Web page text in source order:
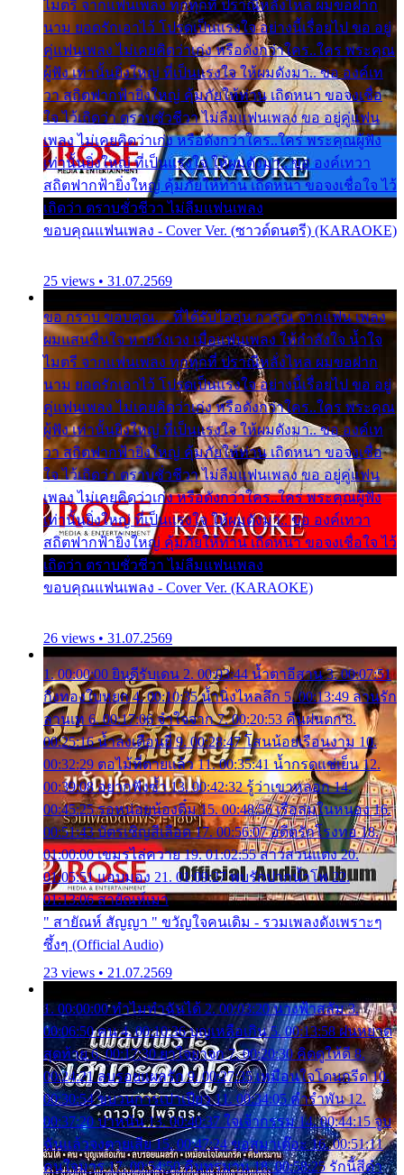
ไมตรี จากแฟนเพลง ทุกทุกที่ ปราณีหลั่งไหล ผมขอฝาก
นาม ยอดรักเอาไว้ โปรดเป็นแรงใจ อย่างนี้เรื่อยไป ขอ อยู่
คู่แฟนเพลง ไม่เคยคิดว่าเก่ง หรือดังกว่าใคร..ใคร พระคุณ
ผู้ฟัง เท่านั้นยิ่งใหญ่ ที่เป็นแรงใจ ให้ผมดังมา.. ขอ องค์เท
วา สถิตฟากฟ้ายิ่งใหญ่ คุ้มภัยให้ท่าน เถิดหนา ขอจงเชื่อ
ใจ ไว้เถิดว่า ตราบชั่วชีวา ไม่ลืมแฟนเพลง ขอ อยู่คู่แฟน
เพลง ไม่เคยคิดว่าเก่ง หรือดังกว่าใคร..ใคร พระคุณผู้ฟัง
เท่านั้นยิ่งใหญ่ ที่เป็นแรงใจ ให้ผมดังมา.. ขอ องค์เทวา
สถิตฟากฟ้ายิ่งใหญ่ คุ้มภัยให้ท่าน เถิดหนา ขอจงเชื่อใจ ไว้
เถิดว่า ตราบชั่วชีวา ไม่ลืมแฟนเพลง
ขอบคุณแฟนเพลง - Cover Ver. (ซาวด์ดนตรี) (KARAOKE)
25 views • 31.07.2569
ขอ กราบ ขอบคุณ.... ที่ได้รับไออุ่น การุณ จากแฟน เพลง
ผมแสนชื่นใจ หายวังเวง เมื่อแฟนเพลง ให้กำลังใจ น้ำใจ
ไมตรี จากแฟนเพลง ทุกทุกที่ ปราณีหลั่งไหล ผมขอฝาก
นาม ยอดรักเอาไว้ โปรดเป็นแรงใจ อย่างนี้เรื่อยไป ขอ อยู่
คู่แฟนเพลง ไม่เคยคิดว่าเก่ง หรือดังกว่าใคร..ใคร พระคุณ
ผู้ฟัง เท่านั้นยิ่งใหญ่ ที่เป็นแรงใจ ให้ผมดังมา.. ขอ องค์เท
วา สถิตฟากฟ้ายิ่งใหญ่ คุ้มภัยให้ท่าน เถิดหนา ขอจงเชื่อ
ใจ ไว้เถิดว่า ตราบชั่วชีวา ไม่ลืมแฟนเพลง ขอ อยู่คู่แฟน
เพลง ไม่เคยคิดว่าเก่ง หรือดังกว่าใคร..ใคร พระคุณผู้ฟัง
เท่านั้นยิ่งใหญ่ ที่เป็นแรงใจ ให้ผมดังมา.. ขอ องค์เทวา
สถิตฟากฟ้ายิ่งใหญ่ คุ้มภัยให้ท่าน เถิดหนา ขอจงเชื่อใจ ไว้
เถิดว่า ตราบชั่วชีวา ไม่ลืมแฟนเพลง
ขอบคุณแฟนเพลง - Cover Ver. (KARAOKE)
26 views • 31.07.2569
1. 00:00:00 ยินดีรับเดน 2. 00:03:44 น้ำตาอีสาน 3. 00:07:51
กิ่งทองใบหยก 4. 00:10:35 น้ำนิ่งไหลลึก 5. 00:13:49 ลานรัก
ลานเท 6. 00:17:06 จำใจจาก 7. 00:20:53 คืนฝนตก 8.
00:25:16 น้ำลงเดือนยี่ 9. 00:28:47 โสนน้อยเรือนงาม 10.
00:32:29 ตอไม้ที่ตายแล้ว 11. 00:35:41 น้ำกรดแช่เย็น 12.
00:39:08 อยากฟังซ้ำ 13. 00:42:32 รู้ว่าเขาหลอก 14.
00:45:25 รอหน่อยน้องติ๋ม 15. 00:48:56 เรือล่มในหนอง 16.
00:51:43 บัตรเชิญสีเลือด 17. 00:56:07 อดีตรักโรงทอ 18.
01:00:00 เขมรไล่ควาย 19. 01:02:55 สาวสวนแตง 20.
01:05:51 แอบมอง 21. 01:09:27 พบรักปากน้ำโพ 22.
01:13:06 สายัณห์เมา
" สายัณห์ สัญญา " ขวัญใจคนเดิม - รวมเพลงดังเพราะๆ
ซึ้งๆ (Official Audio)
23 views • 21.07.2569
1. 00:00:00 ทำไมทำฉันได้ 2. 00:03:20 นางฟ้าสลัม 3.
00:06:50 คน 4. 00:10:36 บุญเหลือเกิน 5. 00:13:58 ฝนหยาด
สุดท้าย 6. 00:17:30 ยาใจยาจก 7. 00:20:30 คิดดูให้ดี 8.
00:24:21 ลบรอยแผลรัก 9. 00:27:35 เหมือนใจโดนกรีด 10.
00:30:54 ขบวนการเปาเปียว 11. 00:34:05 คำรำพัน 12.
00:37:20 ปาหนัน 13. 00:40:37 ใจเจ้ากรรม 14. 00:44:15 จูบ
ฉันแล้วจงตายเสีย 15. 00:47:24 ขอสูมาเต๊อะ 16. 00:51:11
คนใจมาร 17. 00:54:50 คืนทรมาน 18. 00:58:25 รักนี้สีดำ